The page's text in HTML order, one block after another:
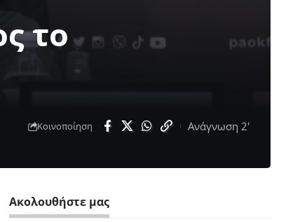
το
Κοινοποίηση Ανάγνωση 2'
Ακολουθήστε μας